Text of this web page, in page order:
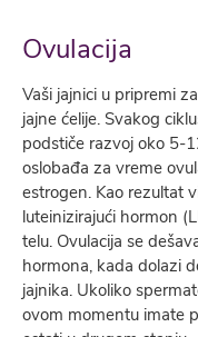
Ovulacija
Vaši jajnici u pripremi
jajne ćelije. Svakog
podstiče razvoj oko 5-
oslobađa za vreme
estrogen. Kao rezultat
luteinizirajući hormon
telu. Ovulacija se
hormona, kada dolazi
jajnika. Ukoliko
ovom momentu imate